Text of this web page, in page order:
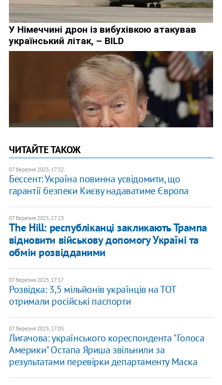
ЧИТАЙТЕ ТАКОЖ
07 березня 2025, 17:32
Бессент: Україна повинна усвідомити, що
гарантії безпеки Києву надаватиме Європа
07 березня 2025, 17:23
The Hill: республіканці закликають Трампа
відновити військову допомогу Україні та
обмін розвідданими
07 березня 2025, 17:17
Розвідка: 3,5 мільйонів українців на ТОТ
отримали російські паспорти
07 березня 2025, 17:05
Лигачова: українського кореспондента "Голоса
Америки" Остапа Яриша звільнили за
результатами перевірки департаменту Маска